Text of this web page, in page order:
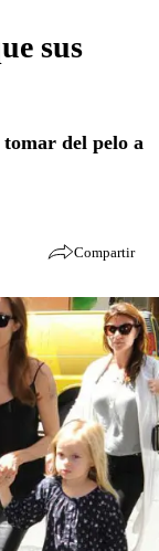
sus
tomar del pelo a
Compartir